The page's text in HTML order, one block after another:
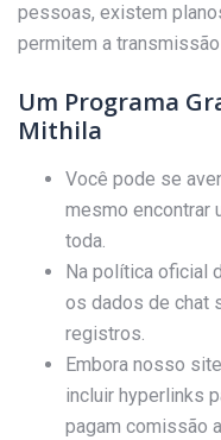
pessoas, existem
permitem a
Um Programa
Mithila
Você pode se
mesmo encontrar
toda.
Na política oficial
os dados de chat
registros.
Embora nosso
incluir hyperlinks
pagam comissão